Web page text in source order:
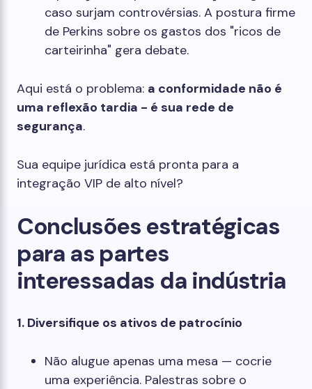
caso surjam controvérsias. A postura firme
de Perkins sobre os gastos dos "ricos de
carteirinha" gera debate.
Aqui está o problema: a conformidade não é
uma reflexão tardia - é sua rede de
segurança.
Sua equipe jurídica está pronta para a
integração VIP de alto nível?
Conclusões estratégicas
para as partes
interessadas da indústria
1. Diversifique os ativos de patrocínio
Não alugue apenas uma mesa — cocrie
uma experiência. Palestras sobre o